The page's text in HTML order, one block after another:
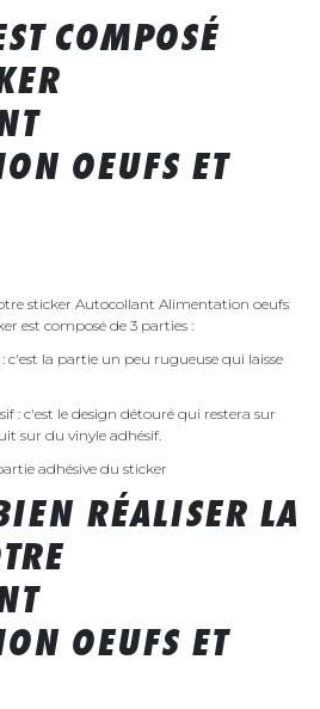
COMPOSÉ
OEUFS ET
sticker Autocollant Alimentation oeufs
est composé de 3 parties :
c'est la partie un peu rugueuse qui laisse
: c'est le design détouré qui restera sur
sur du vinyle adhésif.
adhésive du sticker
RÉALISER LA
OEUFS ET